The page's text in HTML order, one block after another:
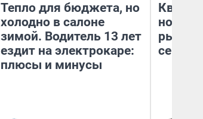
Тепло для бюджета, но
холодно в салоне
зимой. Водитель 13 лет
ездит на электрокаре:
плюсы и минусы
но
рынок